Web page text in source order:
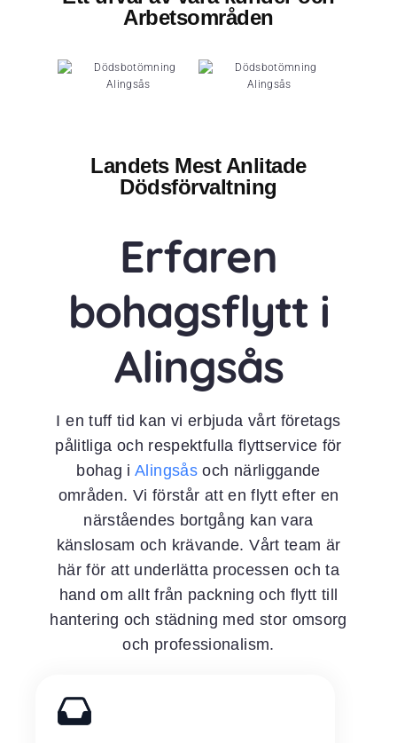
Arbetsområden
Landets Mest Anlitade
Dödsförvaltning
Erfaren
bohagsflytt i
Alingsås
I en tuff tid kan vi erbjuda vårt företags
pålitliga och respektfulla flyttservice för
bohag iAlingsås och närliggande
områden. Vi förstår att en flytt efter en
närståendes bortgång kan vara
känslosam och krävande. Vårt team är
här för att underlätta processen och ta
hand om allt från packning och flytt till
hantering och städning med stor omsorg
och professionalism.